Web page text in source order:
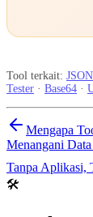
Tool terkait:
Tester · Base64 ·
Mengapa
Menangani
Tanpa Aplikasi,
🛠️